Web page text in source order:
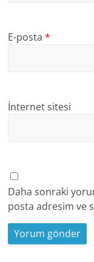
E-posta*
İnternet sitesi
Daha sonraki
posta adresim ve